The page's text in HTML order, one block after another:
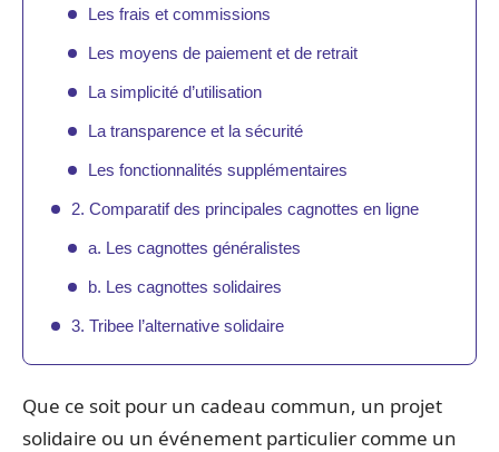
Les frais et commissions
Les moyens de paiement et de retrait
La simplicité d’utilisation
La transparence et la sécurité
Les fonctionnalités supplémentaires
2. Comparatif des principales cagnottes en ligne
a. Les cagnottes généralistes
b. Les cagnottes solidaires
3. Tribee l’alternative solidaire
Que ce soit pour un cadeau commun, un projet
solidaire ou un événement particulier comme un